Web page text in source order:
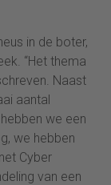
in de boter,
“Het thema
Naast
aantal
we een
we hebben
Cyber
van een